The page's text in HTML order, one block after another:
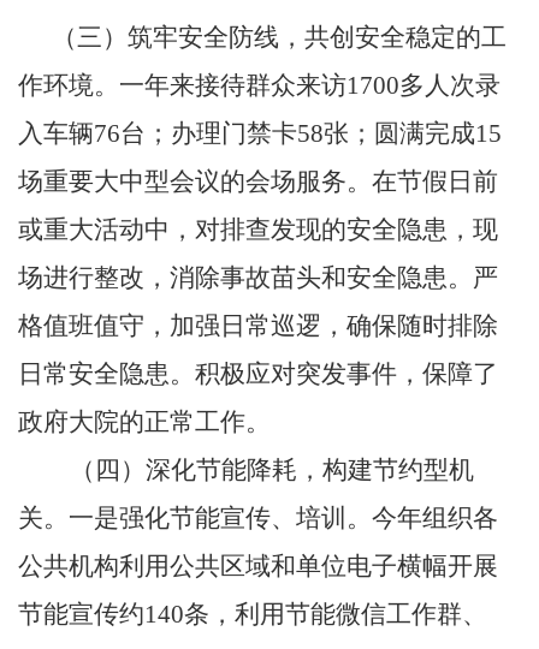
（三）筑牢安全防线，共创安全稳定的工
作环境。 一年来接待群众来访1700多人次录
入车辆76台；办理门禁卡58张；圆满完成15
场重要大中型会议的会场服务。在节假日前
或重大活动中，对排查发现的安全隐患，现
场进行整改，消除事故苗头和安全隐患。严
格值班值守，加强日常巡逻，确保随时排除
日常安全隐患。积极应对突发事件，保障了
政府大院的正常工作。
（四） 深化节能降耗，构建节约型机
关。 一是强化节能宣传、培训。今年组织各
公共机构利用公共区域和单位电子横幅开展
节能宣传约140条，利用节能微信工作群、